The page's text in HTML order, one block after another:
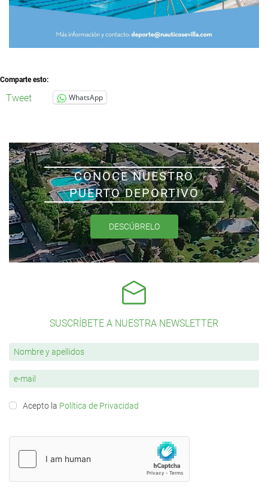
Comparte esto:
Tweet WhatsApp
CONOCE NUESTRO
PUERTO DEPORTIVO
DESCÚBRELO
SUSCRÍBETE A NUESTRA NEWSLETTER
Acepto la Política de Privacidad